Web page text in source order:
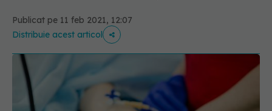
Publicat pe 11 feb 2021, 12:07
Distribuie acest articol